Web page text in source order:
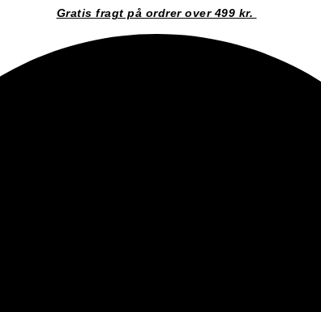
Gratis fragt på ordrer over 499 kr.